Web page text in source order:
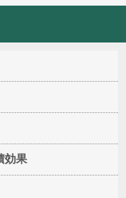
効果